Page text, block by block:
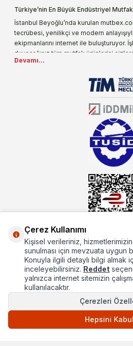
Türkiye’nin En Büyük Endüstriyel
İstanbul Beyoğlu’nda kurulan
tecrübesi, yenilikçi ve modern
ekipmanlarını internet ile buluşturuyor.
duyacağınız tüm mutfak ürünlerini
Endüstriyel mutfak malzemesi deyince
sektörün farklı alanlarında da faliyet
Öztiryakiler resmi bayisidir. Öztiryakiler
donanıma sahip ekibi ile müşterilerine
mutbex.com ile endüstriyel mutfak
alacağınız hizmet standartların her
Devamı...
Hakkımızda
Hızlı Erişim
Popüler Kategoriler
Çerez Kullanımı
Kişisel verileriniz,
sunulması için mevzuata uygun
Konuyla ilgili detaylı bilgi almak
inceleyebilirsiniz. Reddet
yalnızca internet sitemizin
kullanılacaktır.
Çerezleri
Hepsini